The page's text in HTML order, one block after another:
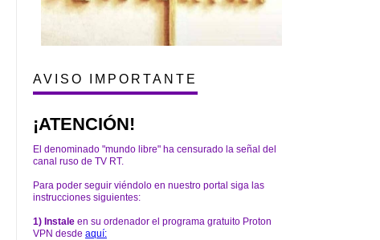
AVISO IMPORTANTE
¡ATENCIÓN!
El denominado "mundo libre" ha censurado la señal del
canal ruso de TV RT.
Para poder seguir viéndolo en nuestro portal siga las
instrucciones siguientes:
1) Instale en su ordenador el programa gratuito Proton
VPN desde aquí: